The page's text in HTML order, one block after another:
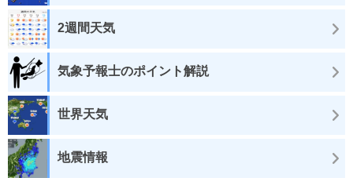
2週間天気
気象予報士のポイント解説
世界天気
地震情報